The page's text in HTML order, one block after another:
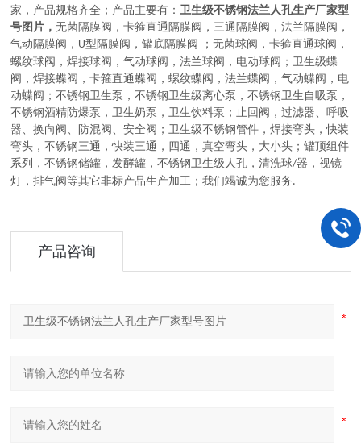
家， 产品规格齐全；产品主要有：卫生级不锈钢法兰人孔生产厂家型
号图片 ，无菌隔膜阀 ，卡箍直通隔膜阀，三通隔膜阀，法兰隔膜阀，
气动隔膜阀， U型隔膜阀，罐底隔膜阀 ；无菌球阀 ，卡箍直通球阀，
螺纹球阀，焊接球阀，气动球阀，法兰球阀，电动球阀 ；卫生级蝶
阀 ，焊接蝶阀，卡箍直通蝶阀，螺纹蝶阀，法兰蝶阀，气动蝶阀，电
动蝶阀 ；不锈钢卫生泵 ，不锈钢卫生级离心泵，不锈钢卫生自吸泵，
不锈钢酒精防爆泵，卫生奶泵，卫生饮料泵 ； 止回阀，过滤器、呼吸
器、换向阀、防混阀、安全阀 ；卫生级不锈钢管件 ，焊接弯头，快装
弯头，不锈钢三通，快装三通，四通，真空弯头，大小头 ；罐顶组件
系列 ，不锈钢储罐，发酵罐，不锈钢卫生级人孔，清洗球/器，视镜
灯，排气阀等其它非标产品生产加工 ；我们竭诚为您服务.
产品咨询